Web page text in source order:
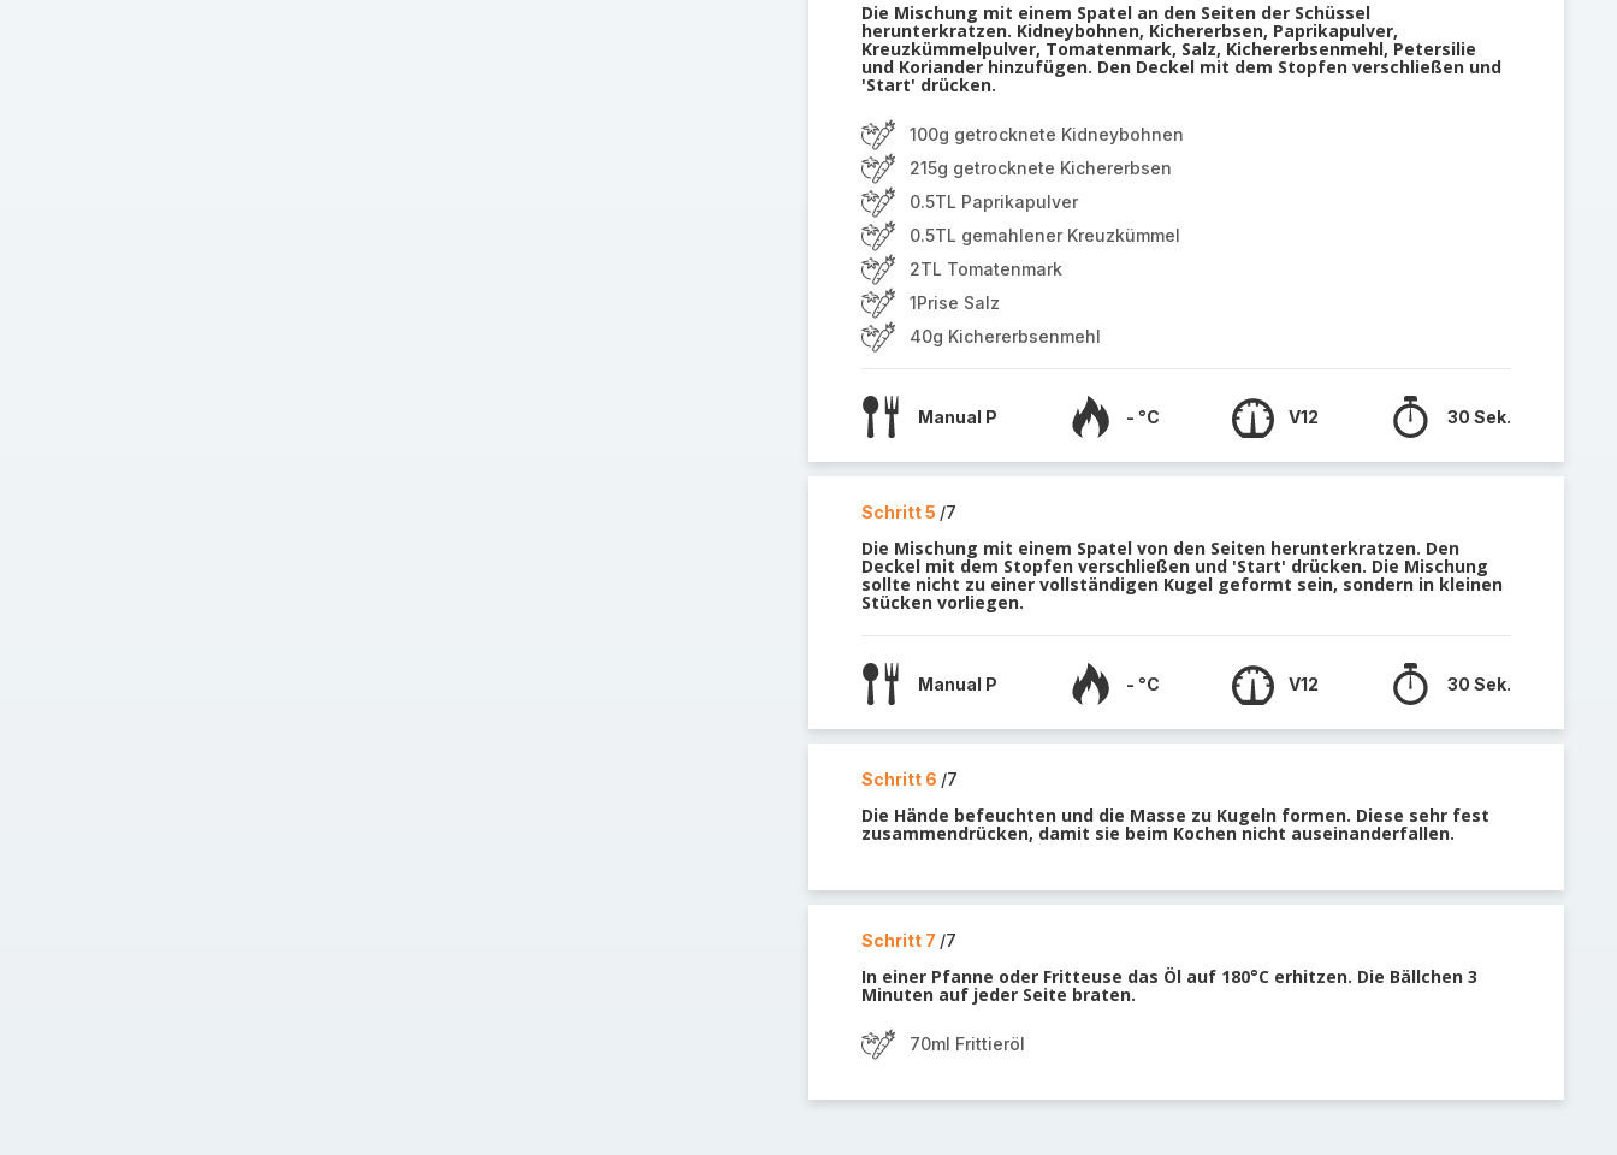
Die Mischung mit einem Spatel an den Seiten der Schüssel
herunterkratzen. Kidneybohnen, Kichererbsen, Paprikapulver,
Kreuzkümmelpulver, Tomatenmark, Salz, Kichererbsenmehl, Petersilie
und Koriander hinzufügen. Den Deckel mit dem Stopfen verschließen und
'Start' drücken.
100g getrocknete Kidneybohnen
215g getrocknete Kichererbsen
0.5TL Paprikapulver
0.5TL gemahlener Kreuzkümmel
2TL Tomatenmark
1Prise Salz
40g Kichererbsenmehl
Manual P - °C V12 30 Sek.
Schritt 5 /7
Die Mischung mit einem Spatel von den Seiten herunterkratzen. Den
Deckel mit dem Stopfen verschließen und 'Start' drücken. Die Mischung
sollte nicht zu einer vollständigen Kugel geformt sein, sondern in kleinen
Stücken vorliegen.
Manual P - °C V12 30 Sek.
Schritt 6 /7
Die Hände befeuchten und die Masse zu Kugeln formen. Diese sehr fest
zusammendrücken, damit sie beim Kochen nicht auseinanderfallen.
Schritt 7 /7
In einer Pfanne oder Fritteuse das Öl auf 180°C erhitzen. Die Bällchen 3
Minuten auf jeder Seite braten.
70ml Frittieröl